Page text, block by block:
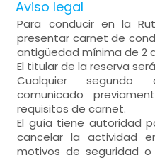
Aviso legal
Para conducir en la
presentar carnet de
antigüedad mínima de 2
El titular de la reserva
Cualquier segundo
comunicado
requisitos de carnet.
El guía tiene autoridad
cancelar la actividad
motivos de seguridad